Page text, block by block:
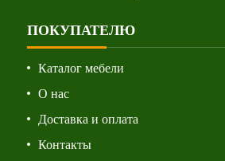
ПОКУПАТЕЛЮ
Каталог мебели
О нас
Доставка и оплата
Контакты